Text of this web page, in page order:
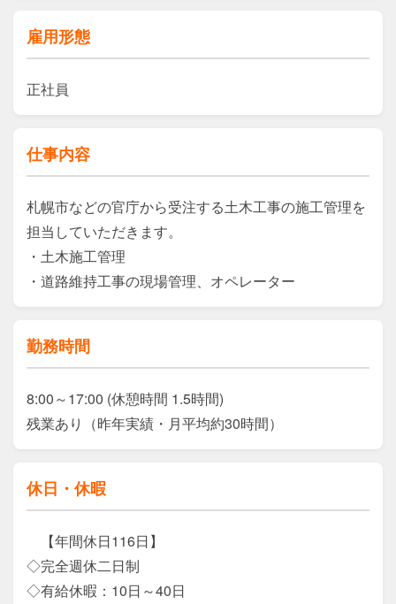
雇用形態
正社員
仕事内容
札幌市などの官庁から受注する土木工事の施工管理を
担当していただきます。
・土木施工管理
・道路維持工事の現場管理、オペレーター
勤務時間
8:00～17:00 (休憩時間 1.5時間)
残業あり（昨年実績・月平均約30時間）
休日・休暇
【年間休日116日】
◇完全週休二日制
◇有給休暇：10日～40日